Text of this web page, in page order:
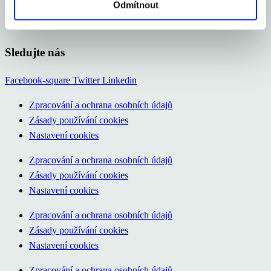
Odmítnout
Sledujte nás
Facebook-square Twitter Linkedin
Zpracování a ochrana osobních údajů
Zásady používání cookies
Nastavení cookies
Zpracování a ochrana osobních údajů
Zásady používání cookies
Nastavení cookies
Zpracování a ochrana osobních údajů
Zásady používání cookies
Nastavení cookies